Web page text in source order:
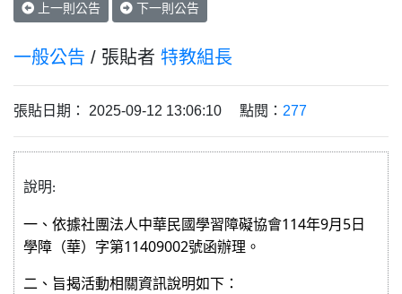
上一則公告 下一則公告
一般公告 / 張貼者 特教組長
張貼日期： 2025-09-12 13:06:10 點閱： 277
說明:
一、依據社團法人中華民國學習障礙協會114年9月5日
學障（華）字第11409002號函辦理。
二、旨揭活動相關資訊說明如下：